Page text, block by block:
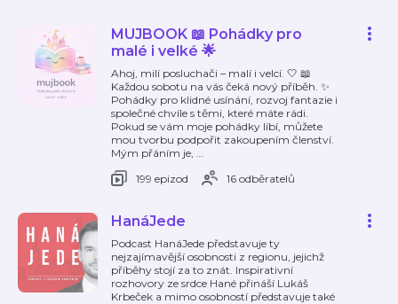
MUJBOOK 📖 Pohádky pro
malé i velké 🌟
Ahoj, milí posluchači – malí i velcí. 🤍 📖
Každou sobotu na vás čeká nový příběh. ✨
Pohádky pro klidné usínání, rozvoj fantazie i
společné chvíle s těmi, které máte rádi.
Pokud se vám moje pohádky líbí, můžete
mou tvorbu podpořit zakoupením členství.
Mým přáním je, …
199 epizod
16 odběratelů
HanáJede
Podcast HanáJede představuje ty
nejzajímavější osobnosti z regionu, jejichž
příběhy stojí za to znát. Inspirativní
rozhovory ze srdce Hané přináší Lukáš
Krbeček a mimo osobností představuje také